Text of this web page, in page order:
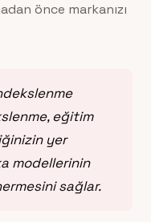
önce markanızı
eğitim
yer
modellerinin
sağlar.